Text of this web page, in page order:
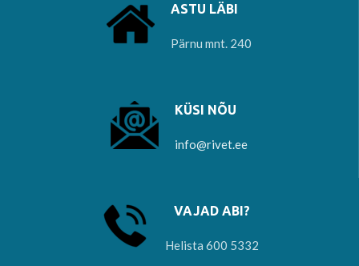
ASTU LÄBI
Pärnu mnt. 240
KÜSI NÕU
info@rivet.ee
VAJAD ABI?
Helista 600 5332